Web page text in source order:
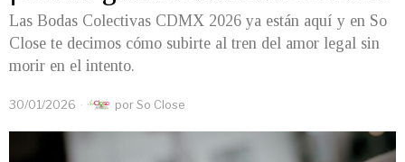
Las Bodas Colectivas CDMX 2026 ya están aquí y en So
Close te decimos cómo subirte al tren del amor legal sin
morir en el intento.
30/01/2026 porSo Close